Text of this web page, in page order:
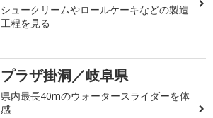
シュークリームやロールケーキなどの製造
工程を見る
プラザ掛洞／岐阜県
県内最長40mのウォータースライダーを体
感